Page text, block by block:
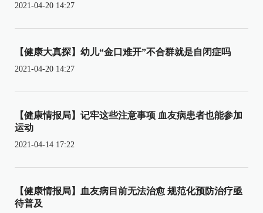
2021-04-20 14:27
【健康大真探】幼儿“金口难开”不合群就是自闭症吗
2021-04-20 14:27
【健康情报局】记牢这些注意事项 血友病患者也能参加
运动
2021-04-14 17:22
【健康情报局】血友病目前无法治愈 规范化预防治疗亟
待普及